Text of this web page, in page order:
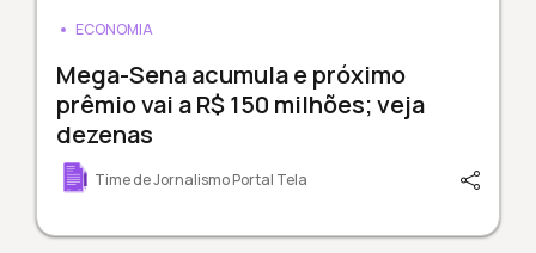
ECONOMIA
Mega-Sena acumula e próximo
prêmio vai a R$ 150 milhões; veja
dezenas
Time de Jornalismo Portal Tela